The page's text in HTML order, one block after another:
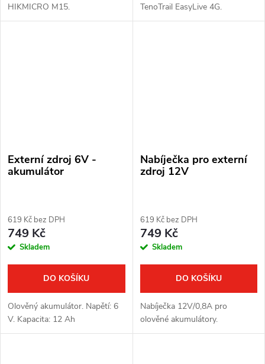
HIKMICRO M15.
TenoTrail EasyLive 4G.
Externí zdroj 6V -
akumulátor
619 Kč bez DPH
749 Kč
Skladem
DO KOŠÍKU
Olověný akumulátor. Napětí: 6
V. Kapacita: 12 Ah
Nabíječka pro externí
zdroj 12V
619 Kč bez DPH
749 Kč
Skladem
DO KOŠÍKU
Nabíječka 12V/0,8A pro
olověné akumulátory.